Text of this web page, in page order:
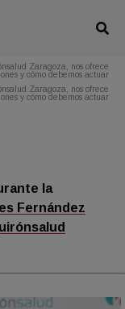
la pandemia
Zaragoza, nos
debemos actuar
Zaragoza, nos ofrece
y cómo debemos actuar
Zaragoza, nos ofrece
y cómo debemos actuar
la
Fernández